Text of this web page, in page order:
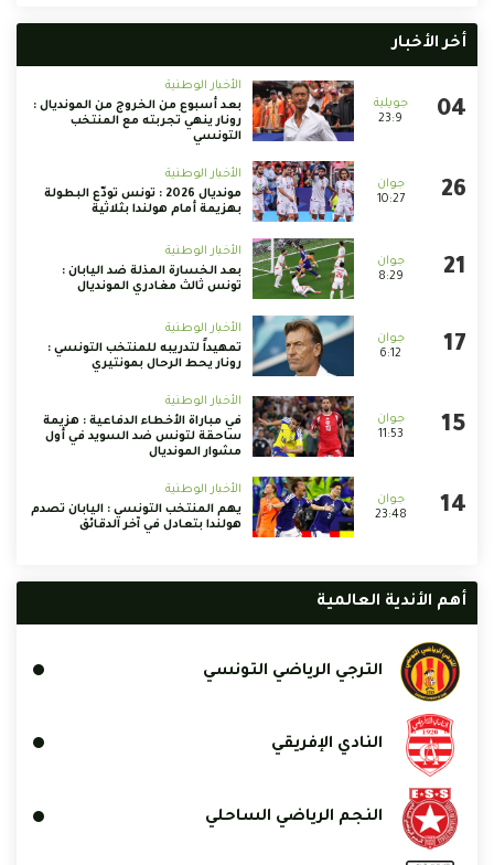
أخر الأخبار
23:9
الأخبار الوطنية
بعد أسبوع من الخروج من المونديال :
رونار ينهي تجربته مع المنتخب
التونسي
10:27
الأخبار الوطنية
مونديال 2026 : تونس تودّع البطولة
بهزيمة أمام هولندا بثلاثية
8:29
الأخبار الوطنية
بعد الخسارة المذلة ضد اليابان :
تونس ثالث مغادري المونديال
6:12
الأخبار الوطنية
تمهيداً لتدريبه للمنتخب التونسي :
رونار يحط الرحال بمونتيري
11:53
الأخبار الوطنية
في مباراة الأخطاء الدفاعية : هزيمة
ساحقة لتونس ضد السويد في أول
مشوار المونديال
23:48
الأخبار الوطنية
يهم المنتخب التونسي : اليابان تصدم
هولندا بتعادل في آخر الدقائق
أهم الأندية العالمية
الترجي الرياضي التونسي
النادي الإفريقي
النجم الرياضي الساحلي